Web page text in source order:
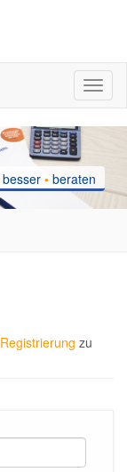
besser • beraten
Registrierung zu